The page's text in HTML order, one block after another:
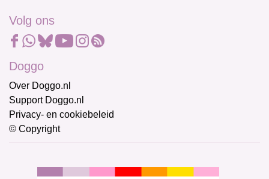
Volg ons
Doggo
Over Doggo.nl
Support Doggo.nl
Privacy- en cookiebeleid
© Copyright